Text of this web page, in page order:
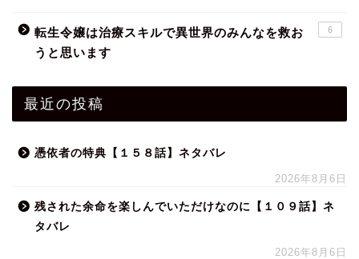
転生令嬢は治療スキルで異世界のみんなを救お
うと思います
6
最近の投稿
憑依者の特典【１５８話】ネタバレ
2026年8月6日
残された余命を楽しんでいただけなのに【１０９話】ネ
タバレ
2026年8月6日